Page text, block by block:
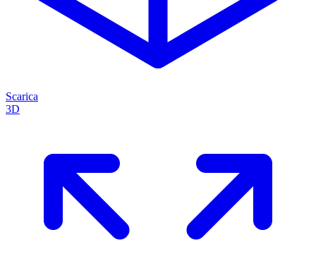
Scarica
3D